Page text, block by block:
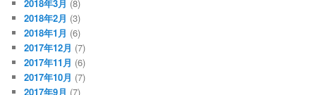
2018年3月 (8)
2018年2月 (3)
2018年1月 (6)
2017年12月 (7)
2017年11月 (6)
2017年10月 (7)
2017年9月 (7)